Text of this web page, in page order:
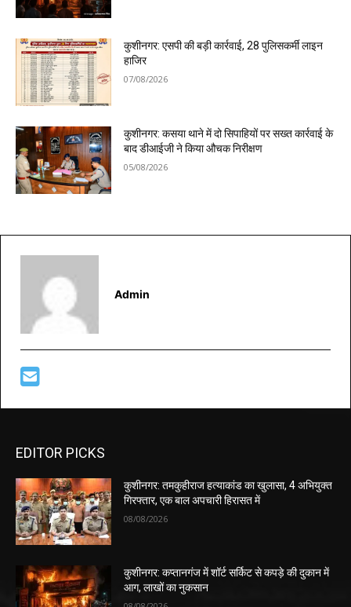
कुशीनगर: एसपी की बड़ी कार्रवाई, 28 पुलिसकर्मी लाइन
हाजिर
07/08/2026
कुशीनगर: कसया थाने में दो सिपाहियों पर सख्त कार्रवाई के
बाद डीआईजी ने किया औचक निरीक्षण
05/08/2026
Admin
EDITOR PICKS
कुशीनगर: तमकुहीराज हत्याकांड का खुलासा, 4 अभियुक्त
गिरफ्तार, एक बाल अपचारी हिरासत में
08/08/2026
कुशीनगर: कप्तानगंज में शॉर्ट सर्किट से कपड़े की दुकान में
आग, लाखों का नुकसान